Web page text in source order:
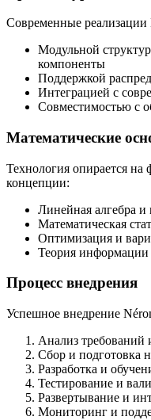
Современные реализации
Модульной
компоненты
Поддержкой
Интеграцией с
Совместимостью с
Математические
Технология опирается на
концепции:
Линейная алгебра
Математическая
Оптимизация и
Теория информации
Процесс внедрения
Успешное внедрение
Анализ требований
Сбор и подготовка
Разработка и
Тестирование и
Развертывание и
Мониторинг и